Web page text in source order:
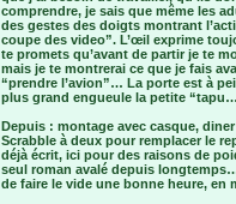
comprendre, je sais que même les
des gestes des doigts montrant
coupe des video”. L’œil exprime
te promets qu’avant de partir je te
mais je te montrerai ce que je fais
“prendre l’avion”… La porte est à
plus grand engueule la petite
Depuis : montage avec casque,
Scrabble à deux pour remplacer le
déjà écrit, ici pour des raisons de
seul roman avalé depuis
de faire le vide une bonne heure, en